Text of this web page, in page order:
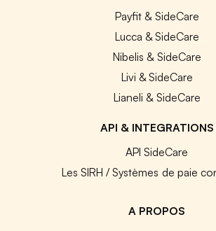
Payfit & SideCare
Lucca & SideCare
Nibelis & SideCare
Livi & SideCare
Lianeli & SideCare
API & INTEGRATIONS
API SideCare
Les SIRH / Systèmes de paie
A PROPOS